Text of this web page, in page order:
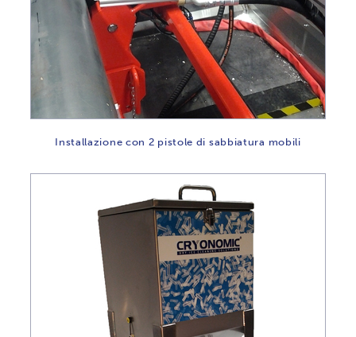
Installazione con 2 pistole di sabbiatura mobili